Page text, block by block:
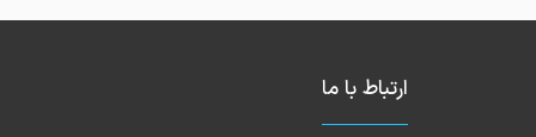
ارتباط با ما